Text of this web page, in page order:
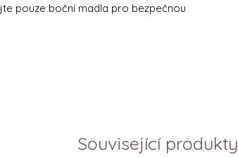
pouze boční madla pro bezpečnou
Související produkty